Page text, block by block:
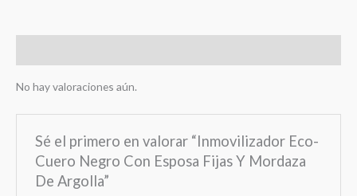
No hay valoraciones aún.
Sé el primero en valorar “Inmovilizador Eco-
Cuero Negro Con Esposa Fijas Y Mordaza
De Argolla”